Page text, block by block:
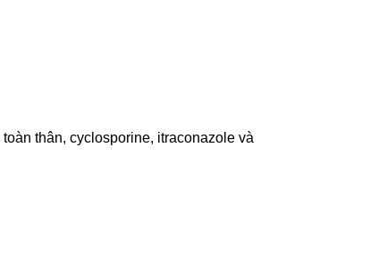
thân, cyclosporine, itraconazole và